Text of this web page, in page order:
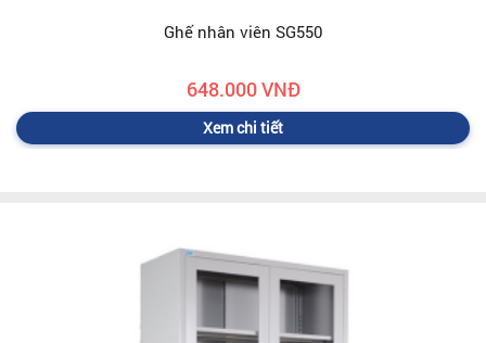
Ghế nhân viên SG550
648.000 VNĐ
Xem chi tiết